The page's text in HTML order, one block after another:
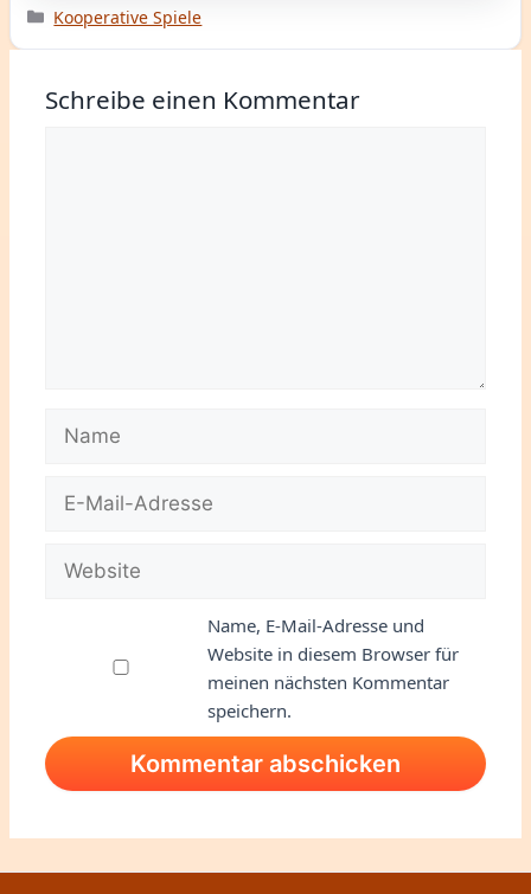
Kategorien
Kooperative Spiele
Schreibe einen Kommentar
Mail-
Name, E-Mail-Adresse und
Website in diesem Browser für
meinen nächsten Kommentar
speichern.